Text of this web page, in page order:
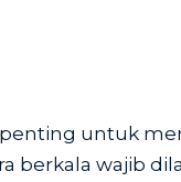
untuk
berkala wajib